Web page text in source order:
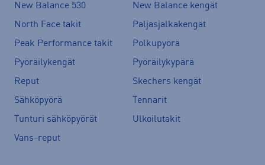
New Balance 530
New Balance kengät
North Face takit
Paljasjalkakengät
Peak Performance takit
Polkupyörä
Pyöräilykengät
Pyöräilykypärä
Reput
Skechers kengät
Sähköpyörä
Tennarit
Tunturi sähköpyörät
Ulkoilutakit
Vans-reput